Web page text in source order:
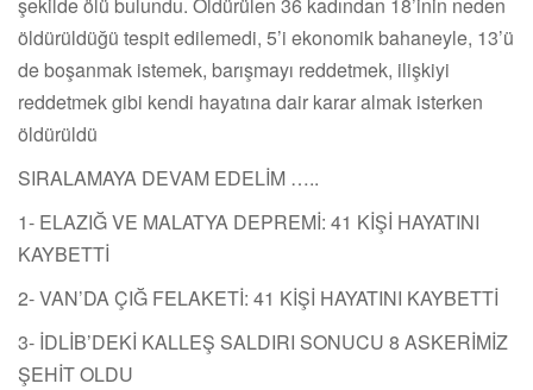
şekilde ölü bulundu. Öldürülen 36 kadından 18’inin neden
öldürüldüğü tespit edilemedi, 5’i ekonomik bahaneyle, 13’ü
de boşanmak istemek, barışmayı reddetmek, ilişkiyi
reddetmek gibi kendi hayatına dair karar almak isterken
öldürüldü
SIRALAMAYA DEVAM EDELİM …..
1- ELAZIĞ VE MALATYA DEPREMİ: 41 KİŞİ HAYATINI
KAYBETTİ
2- VAN’DA ÇIĞ FELAKETİ: 41 KİŞİ HAYATINI KAYBETTİ
3- İDLİB’DEKİ KALLEŞ SALDIRI SONUCU 8 ASKERİMİZ
ŞEHİT OLDU